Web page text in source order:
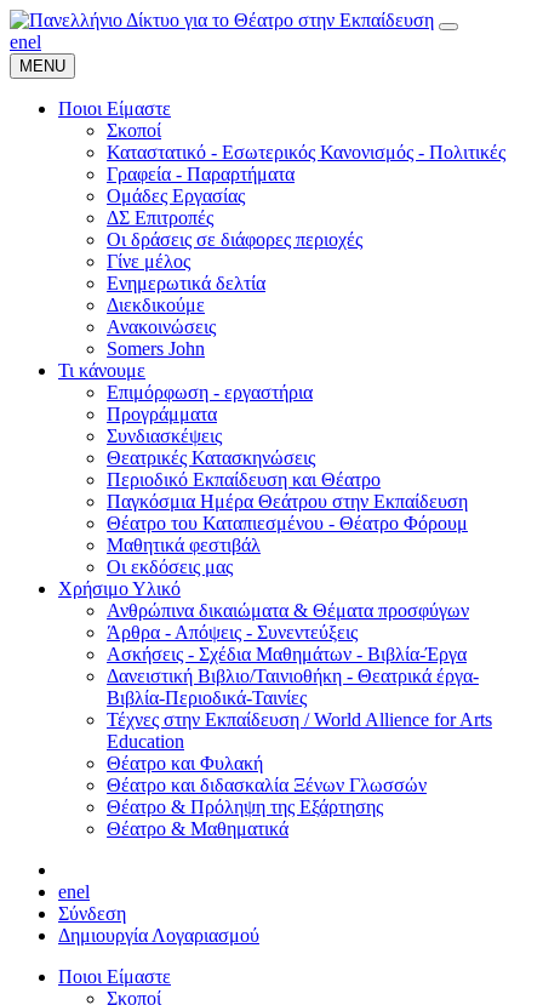
enel
MENU
Ποιοι Είμαστε
Σκοποί
Καταστατικό - Εσωτερικός Κανονισμός - Πολιτικές
Γραφεία - Παραρτήματα
Ομάδες Εργασίας
ΔΣ Επιτροπές
Οι δράσεις σε διάφορες περιοχές
Γίνε μέλος
Ενημερωτικά δελτία
Διεκδικούμε
Ανακοινώσεις
Somers John
Τι κάνουμε
Επιμόρφωση - εργαστήρια
Προγράμματα
Συνδιασκέψεις
Θεατρικές Κατασκηνώσεις
Περιοδικό Εκπαίδευση και Θέατρο
Παγκόσμια Ημέρα Θεάτρου στην Εκπαίδευση
Θέατρο του Καταπιεσμένου - Θέατρο Φόρουμ
Μαθητικά φεστιβάλ
Οι εκδόσεις μας
Χρήσιμο Υλικό
Ανθρώπινα δικαιώματα & Θέματα προσφύγων
Άρθρα - Απόψεις - Συνεντεύξεις
Ασκήσεις - Σχέδια Μαθημάτων - Βιβλία-Έργα
Δανειστική Βιβλιο/Ταινιοθήκη - Θεατρικά έργα-
Βιβλία-Περιοδικά-Ταινίες
Τέχνες στην Εκπαίδευση / World Allience for Arts
Education
Θέατρο και Φυλακή
Θέατρο και διδασκαλία Ξένων Γλωσσών
Θέατρο & Πρόληψη της Εξάρτησης
Θέατρο & Μαθηματικά
enel
Σύνδεση
Δημιουργία Λογαριασμού
Ποιοι Είμαστε
Σκοποί